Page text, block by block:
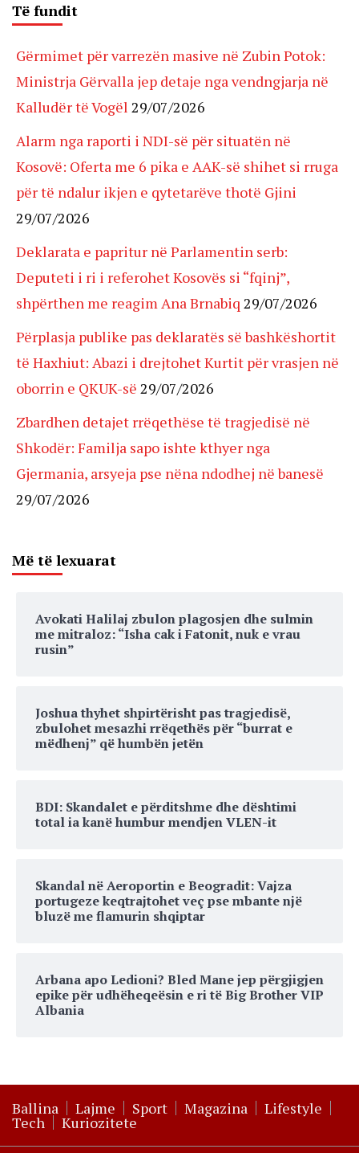
Të fundit
Gërmimet për varrezën masive në Zubin Potok:
Ministrja Gërvalla jep detaje nga vendngjarja në
Kalludër të Vogël 29/07/2026
Alarm nga raporti i NDI-së për situatën në
Kosovë: Oferta me 6 pika e AAK-së shihet si rruga
për të ndalur ikjen e qytetarëve thotë Gjini
29/07/2026
Deklarata e papritur në Parlamentin serb:
Deputeti i ri i referohet Kosovës si “fqinj”,
shpërthen me reagim Ana Brnabiq 29/07/2026
Përplasja publike pas deklaratës së bashkëshortit
të Haxhiut: Abazi i drejtohet Kurtit për vrasjen në
oborrin e QKUK-së 29/07/2026
Zbardhen detajet rrëqethëse të tragjedisë në
Shkodër: Familja sapo ishte kthyer nga
Gjermania, arsyeja pse nëna ndodhej në banesë
29/07/2026
Më të lexuarat
Avokati Halilaj zbulon plagosjen dhe sulmin
me mitraloz: “Isha cak i Fatonit, nuk e vrau
rusin”
Joshua thyhet shpirtërisht pas tragjedisë,
zbulohet mesazhi rrëqethës për “burrat e
mëdhenj” që humbën jetën
BDI: Skandalet e përditshme dhe dështimi
total ia kanë humbur mendjen VLEN-it
Skandal në Aeroportin e Beogradit: Vajza
portugeze keqtrajtohet veç pse mbante një
bluzë me flamurin shqiptar
Arbana apo Ledioni? Bled Mane jep përgjigjen
epike për udhëheqeësin e ri të Big Brother VIP
Albania
Ballina Lajme Sport Magazina Lifestyle
Tech Kuriozitete